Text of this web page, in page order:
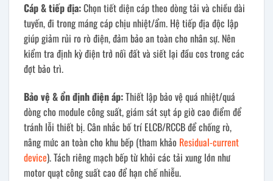
Cáp & tiếp địa:Chọn tiết diện cáp theo dòng tải và chiều dài
tuyến, đi trong máng cáp chịu nhiệt/ẩm. Hệ tiếp địa độc lập
giúp giảm rủi ro rò điện, đảm bảo an toàn cho nhân sự. Nên
kiểm tra định kỳ điện trở nối đất và siết lại đầu cos trong các
đợt bảo trì.
Bảo vệ & ổn định điện áp:Thiết lập bảo vệ quá nhiệt/quá
dòng cho module công suất, giám sát sụt áp giờ cao điểm để
tránh lỗi thiết bị. Cân nhắc bố trí ELCB/RCCB để chống rò,
nâng mức an toàn cho khu bếp (tham khảo Residual-current
device). Tách riêng mạch bếp từ khỏi các tải xung lớn như
motor quạt công suất cao để hạn chế nhiễu.